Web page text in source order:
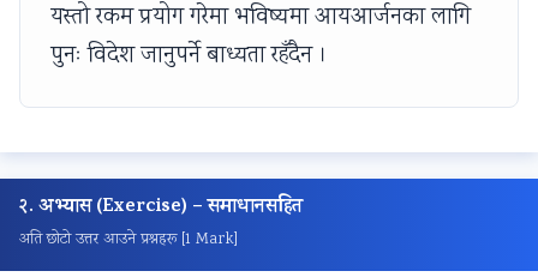
यस्तो रकम प्रयोग गरेमा भविष्यमा आयआर्जनका लागि
पुनः विदेश जानुपर्ने बाध्यता रहँदैन ।
२. अभ्यास (Exercise) – समाधानसहित
अति छोटो उत्तर आउने प्रश्नहरू [1 Mark]